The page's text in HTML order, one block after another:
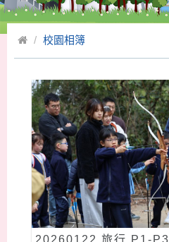
校園相簿
20260122 旅行 P1-P3